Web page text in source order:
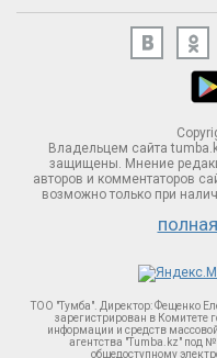
Владельцем сайта
защищены. Мнение
авторов и комментаторов
возможно только при
ТОО "Тумба". Директор: Фещенко
зарегистрирован в Комитете
информации и средств
агентства "Tumba.kz" под
общедоступному